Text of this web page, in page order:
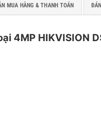
MUA HÀNG & THANH TOÁN
4MP HIKVISION